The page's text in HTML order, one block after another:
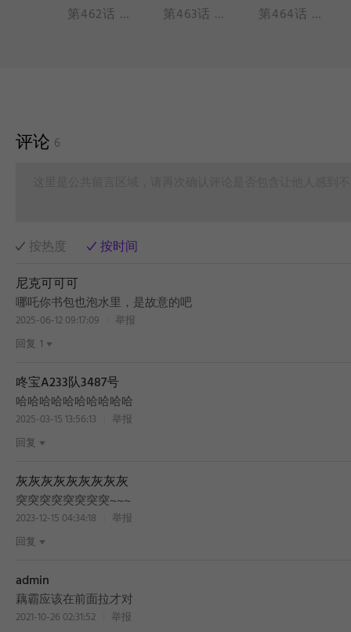
第462话 托塔天王恩爱女，哪吒太子认同胞。也不是个填海鸟，也不是个戴山鳌 第463话 卤水点豆腐，一物降一物。 第464话 哥哥，哥哥！看这里！
评论 6
按热度
按时间
尼克可可可
哪吒你书包也泡水里，是故意的吧
2025-06-12 09:17:09
举报
回复 1
咚宝A233队3487号
哈哈哈哈哈哈哈哈哈哈
2025-03-15 13:56:13
举报
回复
灰灰灰灰灰灰灰灰灰
突突突突突突突突~~~
2023-12-15 04:34:18
举报
回复
admin
藕霸应该在前面拉才对
2021-10-26 02:31:52
举报